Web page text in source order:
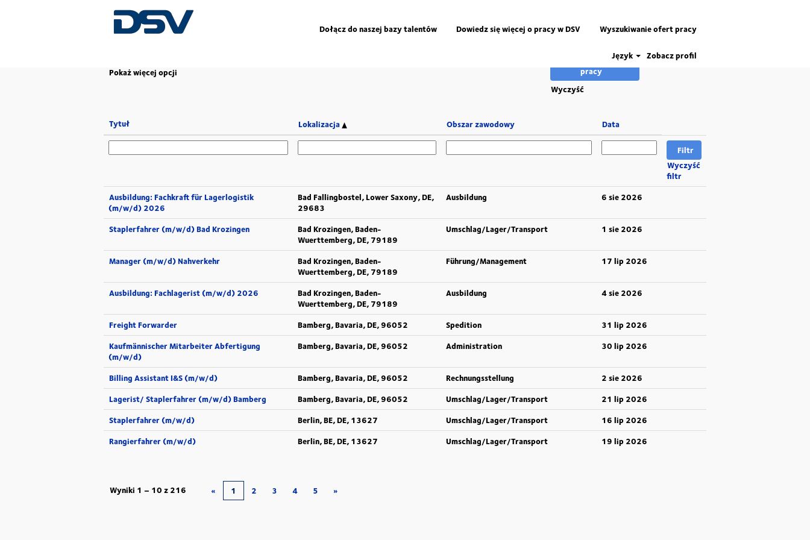
Dołącz do naszej bazy talentów Dowiedz się więcej o pracy w DSV Wyszukiwanie ofert pracy
Język Zobacz profil
Strona główna w DSV
Pokaż więcej opcji
Wyczyść
Tytuł Lokalizacja Obszar zawodowy Data
Wyczyść
filtr
Ausbildung: Fachkraft für Lagerlogistik
(m/w/d) 2026
Bad Fallingbostel, Lower Saxony, DE,
29683
Ausbildung 6 sie 2026
Staplerfahrer (m/w/d) Bad Krozingen
Bad Krozingen, Baden-
Wuerttemberg, DE, 79189
Umschlag/Lager/Transport 1 sie 2026
Manager (m/w/d) Nahverkehr
Bad Krozingen, Baden-
Wuerttemberg, DE, 79189
Führung/Management 17 lip 2026
Ausbildung: Fachlagerist (m/w/d) 2026
Bad Krozingen, Baden-
Wuerttemberg, DE, 79189
Ausbildung 4 sie 2026
Freight Forwarder Bamberg, Bavaria, DE, 96052 Spedition
31 lip 2026
Kaufmännischer Mitarbeiter Abfertigung
(m/w/d)
Bamberg, Bavaria, DE, 96052 Administration 30 lip 2026
Billing Assistant I&S (m/w/d) Bamberg, Bavaria, DE, 96052 Rechnungsstellung
2 sie 2026
Lagerist/ Staplerfahrer (m/w/d) Bamberg
Bamberg, Bavaria, DE, 96052 Umschlag/Lager/Transport
21 lip 2026
Staplerfahrer (m/w/d)
Berlin, BE, DE, 13627 Umschlag/Lager/Transport
16 lip 2026
Rangierfahrer (m/w/d)
Berlin, BE, DE, 13627 Umschlag/Lager/Transport 19 lip 2026
Wyniki 1 – 10 z 216 « 1 2 3 4 5 »